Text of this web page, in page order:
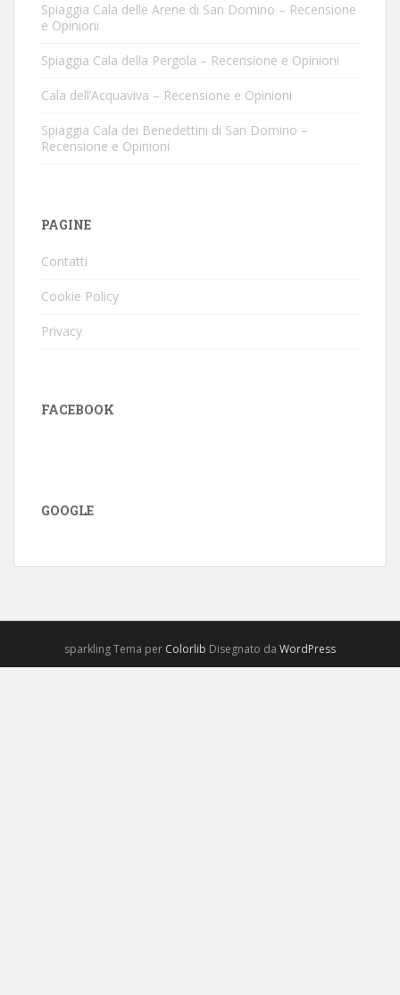
Spiaggia Cala delle Arene di San Domino – Recensione
e Opinioni
Spiaggia Cala della Pergola – Recensione e Opinioni
Cala dell’Acquaviva – Recensione e Opinioni
Spiaggia Cala dei Benedettini di San Domino –
Recensione e Opinioni
PAGINE
Contatti
Cookie Policy
Privacy
FACEBOOK
GOOGLE
sparkling Tema per Colorlib Disegnato da WordPress